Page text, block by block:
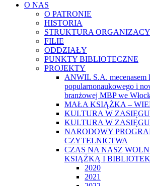
O NAS
O PATRONIE
HISTORIA
STRUKTURA
FILIE
ODDZIAŁY
PUNKTY BIBLIOTECZNE
PROJEKTY
ANWIL S.A. mecenasem
popularnonaukowego i
branżowej MBP we
MAŁA KSIĄŻKA –
KULTURA W
KULTURA W
NARODOWY
CZYTELNICTWA
CZAS NA NASZ
KSIĄŻKĄ I
2020
2021